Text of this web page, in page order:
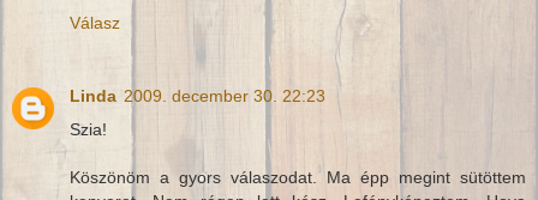
Válasz
Linda 2009. december 30. 22:23
Szia!
Köszönöm a gyors válaszodat. Ma épp megint sütöttem